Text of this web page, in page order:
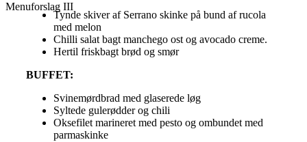
Menuforslag III
Tynde skiver af Serrano skinke på bund af rucola
med melon
Chilli salat bagt manchego ost og avocado creme.
Hertil friskbagt brød og smør
BUFFET:
Svinemørdbrad med glaserede løg
Syltede gulerødder og chili
Oksefilet marineret med pesto og ombundet med
parmaskinke